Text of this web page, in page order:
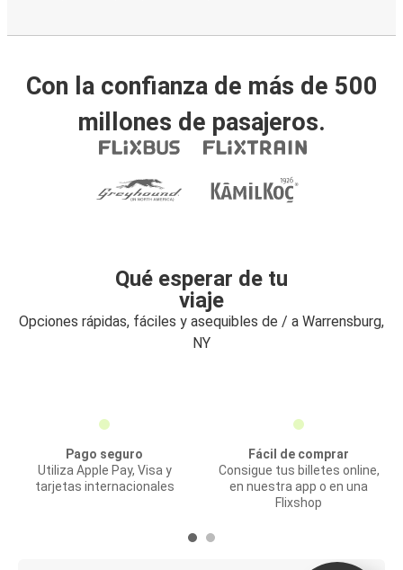
Con la confianza de más de 500
millones de pasajeros.
Qué esperar de tu
viaje
Opciones rápidas, fáciles y asequibles de / a Warrensburg,
NY
Pago seguro
Utiliza Apple Pay, Visa y
tarjetas internacionales
Fácil de comprar
Consigue tus billetes online,
en nuestra app o en una
Flixshop